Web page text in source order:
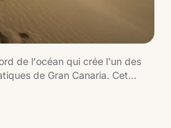
de l'océan qui crée l'un des
de Gran Canaria. Cet